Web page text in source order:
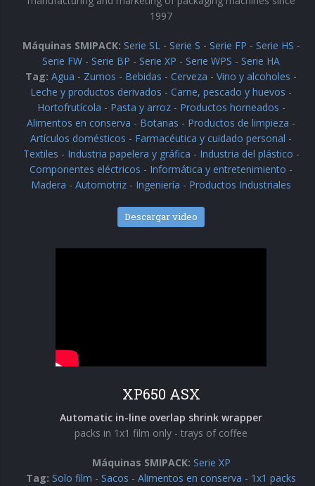
Serie WPS
Colocadoras automáticas de asas
Serie HA
1997
Máquinas SMIPACK: Serie SL- Serie S - Serie FP - Serie HS -
Serie FW - Serie BP - Serie XP - Serie WPS - Serie HA
Tag: Agua - Zumos - Bebidas - Cerveza - Vino y alcoholes -
Leche y productos derivados - Carne, pescado y huevos -
Hortofrutícola - Pasta y arroz- Productos horneados -
Alimentos en conserva - Botanas - Productos de limpieza -
Artículos domésticos - Farmacéutica y cuidado personal -
Textiles - Industria papelera y gráfica - Industria del plástico -
Componentes eléctricos - Informática y entretenimiento -
Madera - Automotriz - Ingeniería - Productos Industriales
Descargar video
XP650 ASX
Automatic in-line overlap shrink wrapper
packs in 1x1 film only - trays of coffee
Máquinas SMIPACK: Serie XP
Tag: Solo film - Sacos - Alimentos en conserva - 1x1 packs